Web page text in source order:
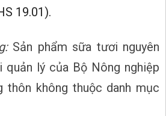
19.01).
Sản phẩm sữa tươi nguyên
quản lý của Bộ Nông nghiệp
thôn không thuộc danh mục